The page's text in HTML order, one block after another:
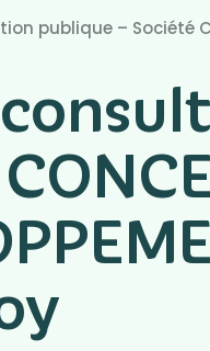
publique – Société